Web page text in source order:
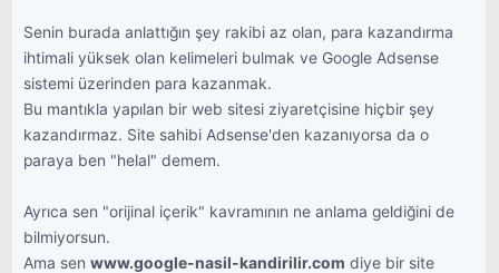
Senin burada anlattığın şey rakibi az olan, para kazandırma
ihtimali yüksek olan kelimeleri bulmak ve Google Adsense
sistemi üzerinden para kazanmak.
Bu mantıkla yapılan bir web sitesi ziyaretçisine hiçbir şey
kazandırmaz. Site sahibi Adsense'den kazanıyorsa da o
paraya ben "helal" demem.
Ayrıca sen "orijinal içerik" kavramının ne anlama geldiğini de
bilmiyorsun.
Ama senwww.google-nasil-kandirilir.com diye bir site